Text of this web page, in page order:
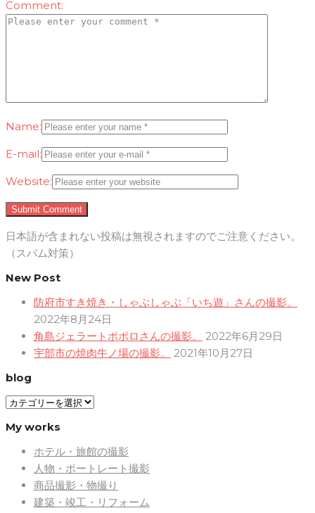
Comment:
Name:
E-mail:
Website:
日本語が含まれない投稿は無視されますのでご注意ください。
（スパム対策）
New Post
防府市すき焼き・しゃぶしゃぶ「いち遊」さんの撮影。
2022年8月24日
角島ジェラートポポロさんの撮影。
2022年6月29日
宇部市の焼肉牛ノ場の撮影。
2021年10月27日
blog
blog
My works
ホテル・旅館の撮影
人物・ポートレート撮影
商品撮影・物撮り
建築・竣工・リフォーム